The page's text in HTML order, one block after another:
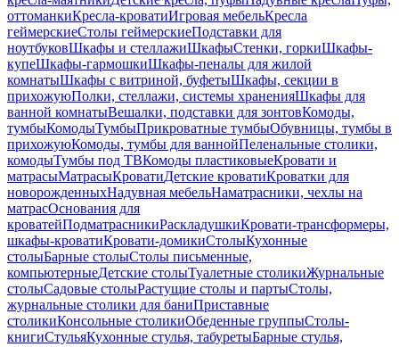
оттоманкиКресла-кроватиИгровая мебельКресла
геймерскиеСтолы геймерскиеПодставки для
ноутбуковШкафы и стеллажиШкафыСтенки, горкиШкафы-
купеШкафы-гармошкиШкафы-пеналы для жилой
комнатыШкафы с витриной, буфетыШкафы, секции в
прихожуюПолки, стеллажи, системы храненияШкафы для
ванной комнатыВешалки, подставки для зонтовКомоды,
тумбыКомодыТумбыПрикроватные тумбыОбувницы, тумбы в
прихожуюКомоды, тумбы для ваннойПеленальные столики,
комодыТумбы под ТВКомоды пластиковыеКровати и
матрасыМатрасыКроватиДетские кроватиКроватки для
новорожденныхНадувная мебельНаматрасники, чехлы на
матрасОснования для
кроватейПодматрасникиРаскладушкиКровати-трансформеры,
шкафы-кроватиКровати-домикиСтолыКухонные
столыБарные столыСтолы письменные,
компьютерныеДетские столыТуалетные столикиЖурнальные
столыСадовые столыРастущие столы и партыСтолы,
журнальные столики для баниПриставные
столикиКонсольные столикиОбеденные группыСтолы-
книгиСтульяКухонные стулья, табуретыБарные стулья,